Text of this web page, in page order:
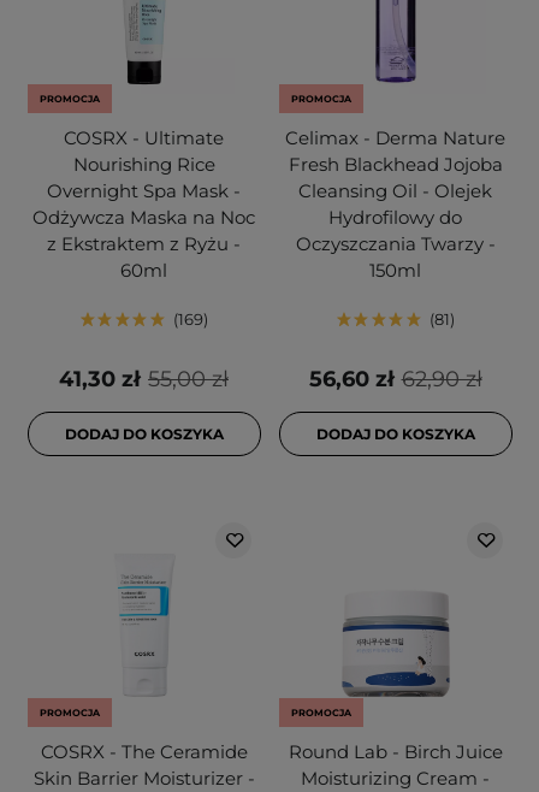
PROMOCJA
COSRX - Ultimate
Nourishing Rice
Overnight Spa Mask -
Odżywcza Maska na Noc
z Ekstraktem z Ryżu -
60ml
169
55,00 zł
41,30 zł
DODAJ DO KOSZYKA
PROMOCJA
Celimax - Derma Nature
Fresh Blackhead Jojoba
Cleansing Oil - Olejek
Hydrofilowy do
Oczyszczania Twarzy -
150ml
81
62,90 zł
56,60 zł
DODAJ DO KOSZYKA
PROMOCJA
COSRX - The Ceramide
Skin Barrier Moisturizer -
PROMOCJA
Round Lab - Birch Juice
Moisturizing Cream -